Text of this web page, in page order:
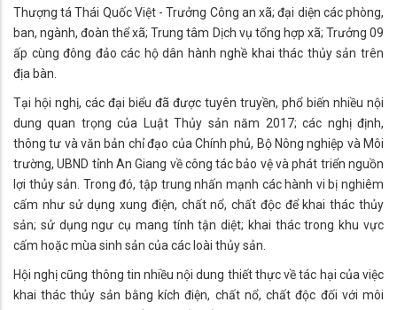
Thượng tá Thái Quốc Việt - Trưởng Công an xã; đại diện các phòng,
ban, ngành, đoàn thể xã; Trung tâm Dịch vụ tổng hợp xã; Trưởng 09
ấp cùng đông đảo các hộ dân hành nghề khai thác thủy sản trên
địa bàn.
Tại hội nghị, các đại biểu đã được tuyên truyền, phổ biến nhiều nội
dung quan trọng của Luật Thủy sản năm 2017; các nghị định,
thông tư và văn bản chỉ đạo của Chính phủ, Bộ Nông nghiệp và Môi
trường, UBND tỉnh An Giang về công tác bảo vệ và phát triển nguồn
lợi thủy sản. Trong đó, tập trung nhấn mạnh các hành vi bị nghiêm
cấm như sử dụng xung điện, chất nổ, chất độc để khai thác thủy
sản; sử dụng ngư cụ mang tính tận diệt; khai thác trong khu vực
cấm hoặc mùa sinh sản của các loài thủy sản.
Hội nghị cũng thông tin nhiều nội dung thiết thực về tác hại của việc
khai thác thủy sản bằng kích điện, chất nổ, chất độc đối với môi